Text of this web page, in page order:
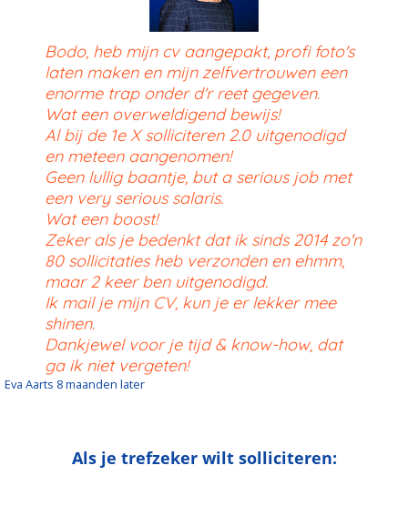
Bodo, heb mijn cv aangepakt, profi foto's
laten maken en mijn zelfvertrouwen een
enorme trap onder d'r reet gegeven.
Wat een overweldigend bewijs!
Al bij de 1e X solliciteren 2.0 uitgenodigd
en meteen aangenomen!
Geen lullig baantje, but a serious job met
een very serious salaris.
Wat een boost!
Zeker als je bedenkt dat ik sinds 2014 zo'n
80 sollicitaties heb verzonden en ehmm,
maar 2 keer ben uitgenodigd.
Ik mail je mijn CV, kun je er lekker mee
shinen.
Dankjewel voor je tijd & know-how, dat
ga ik niet vergeten!
Eva Aarts 8 maanden later
Als je trefzeker wilt solliciteren: